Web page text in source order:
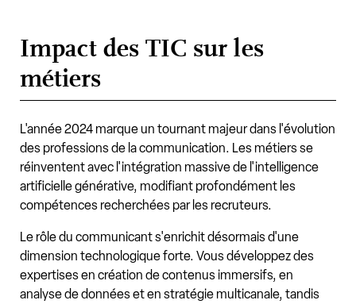
Impact des TIC sur les
métiers
L'année 2024 marque un tournant majeur dans l'évolution
des professions de la communication. Les métiers se
réinventent avec l'intégration massive de l'intelligence
artificielle générative, modifiant profondément les
compétences recherchées par les recruteurs.
Le rôle du communicant s'enrichit désormais d'une
dimension technologique forte. Vous développez des
expertises en création de contenus immersifs, en
analyse de données et en stratégie multicanale, tandis